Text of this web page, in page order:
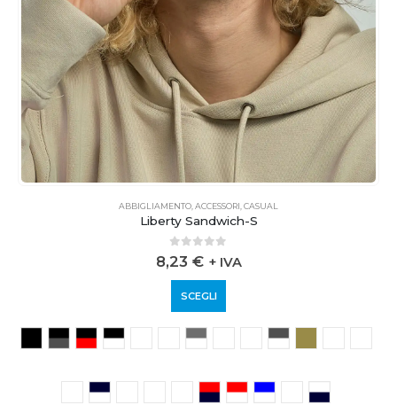
ABBIGLIAMENTO ACCESSORI CASUAL
Liberty Sandwich-S
0 out of 5
8,23 € + IVA
SCEGLI